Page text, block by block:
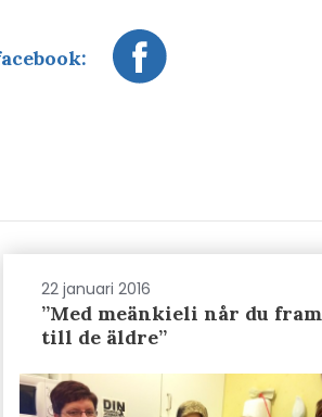
22 januari 2016
”Med meänkieli når du fram
till de äldre”